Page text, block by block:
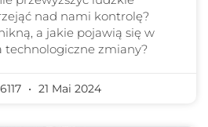
nad nami kontrolę?
a jakie pojawią się w
technologiczne zmiany?
21 Mai 2024